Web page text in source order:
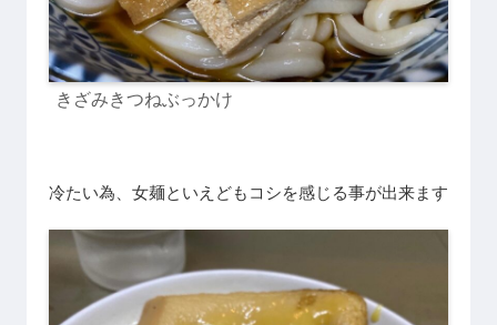
きざみきつねぶっかけ
冷たい為、女麺といえどもコシを感じる事が出来ます